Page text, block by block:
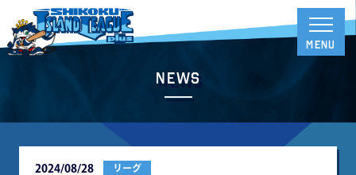
News
2024/08/28 リーグ